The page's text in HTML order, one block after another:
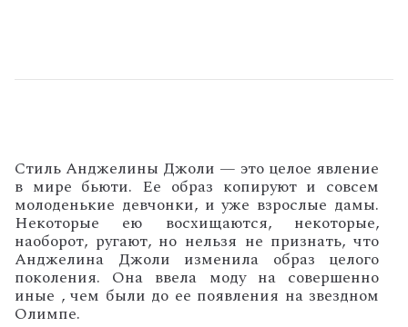
Стиль Анджелины Джоли — это целое явление
в мире бьюти. Ее образ копируют и совсем
молоденькие девчонки, и уже взрослые дамы.
Некоторые ею восхищаются, некоторые,
наоборот, ругают, но нельзя не признать, что
Анджелина Джоли изменила образ целого
поколения. Она ввела моду на совершенно
иные , чем были до ее появления на звездном
Олимпе.